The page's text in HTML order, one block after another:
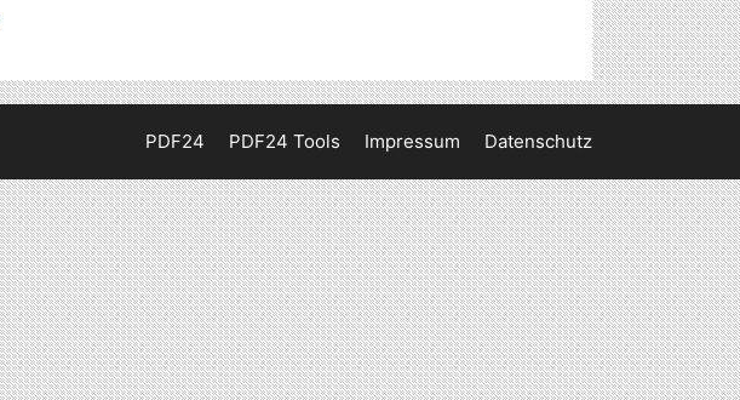
PDF24 PDF24 Tools Impressum Datenschutz